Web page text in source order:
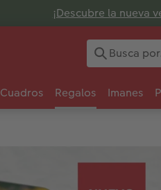
¡Descubre la nueva
Cuadros Regalos Imanes